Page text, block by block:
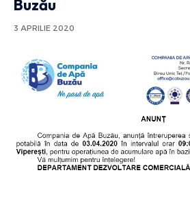
Buzău
3 APRILIE 2020